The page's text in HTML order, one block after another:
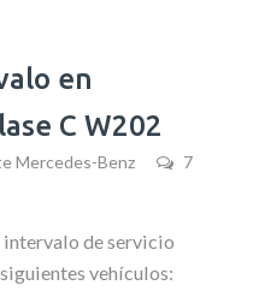
en
C W202
Mercedes-Benz
7
intervalo de servicio
vehículos: